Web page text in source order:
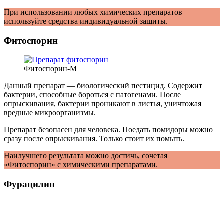
При использовании любых химических препаратов
используйте средства индивидуальной защиты.
Фитоспорин
Фитоспорин-М
Данный препарат — биологический пестицид. Содержит
бактерии, способные бороться с патогенами. После
опрыскивания, бактерии проникают в листья, уничтожая
вредные микроорганизмы.
Препарат безопасен для человека. Поедать помидоры можно
сразу после опрыскивания. Только стоит их помыть.
Наилучшего результата можно достичь, сочетая
«Фитоспорин» с химическими препаратами.
Фурацилин